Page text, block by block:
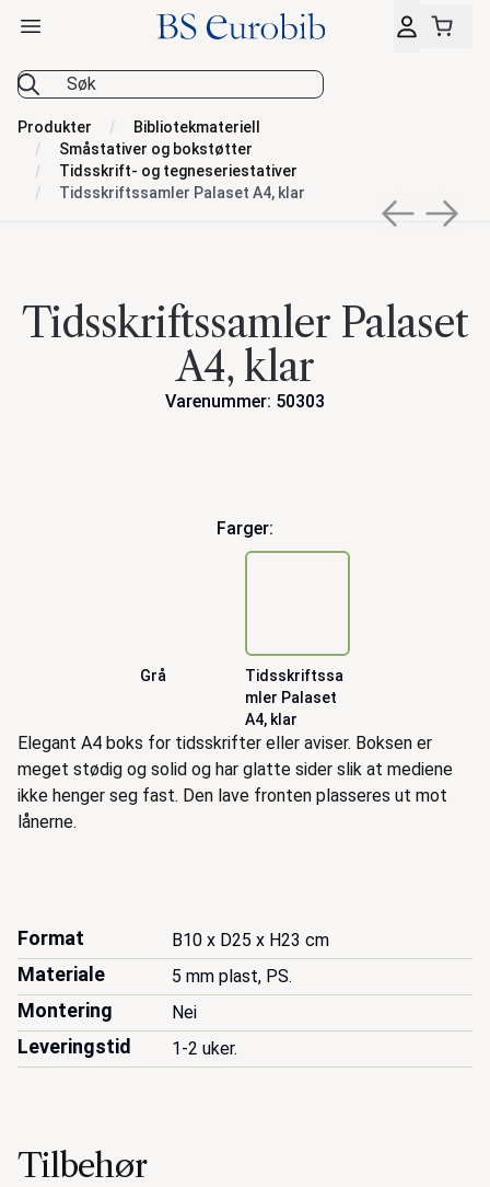
BS Eurobib
Åpne hovedmeny
Produkter
Bibliotekmateriell
Småstativer og bokstøtter
Tidsskrift- og tegneseriestativer
Tidsskriftssamler Palaset A4, klar
Previous
Next
Tidsskriftssamler Palaset
A4, klar
Varenummer: 50303
Farger:
Grå
Tidsskriftssa
mler Palaset
A4, klar
Beskrivelse
Elegant A4 boks for tidsskrifter eller aviser. Boksen er
meget stødig og solid og har glatte sider slik at mediene
ikke henger seg fast. Den lave fronten plasseres ut mot
lånerne.
Format B10 x D25 x H23 cm
Materiale 5 mm plast, PS.
Montering Nei
Leveringstid 1-2 uker.
Tilbehør